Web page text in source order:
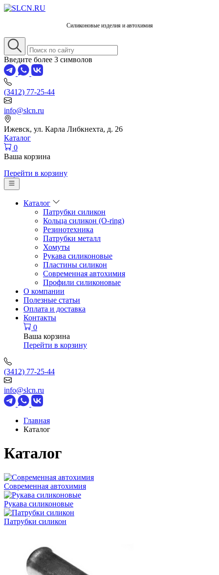
Силиконовые изделия и автохимия
Введите более 3 символов
(3412) 77-25-44
info@slcn.ru
Ижевск, ул. Карла Либкнехта, д. 26
Каталог
0
Ваша корзина
Перейти в корзину
Каталог
Патрубки силикон
Кольца силикон (O-ring)
Резинотехника
Патрубки металл
Хомуты
Рукава силиконовые
Пластины силикон
Современная автохимия
Профили силиконовые
О компании
Полезные статьи
Оплата и доставка
Контакты
0
Ваша корзина
Перейти в корзину
(3412) 77-25-44
info@slcn.ru
Главная
Каталог
Каталог
Современная автохимия
Рукава силиконовые
Патрубки силикон